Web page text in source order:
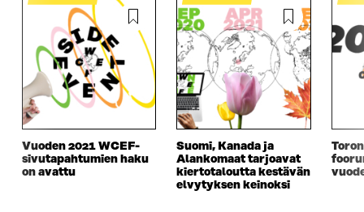
Vuoden 2021 WCEF-
sivutapahtumien haku
on avattu
Suomi, Kanada ja
Alankomaat tarjoavat
kiertotaloutta kestävän
elvytyksen keinoksi